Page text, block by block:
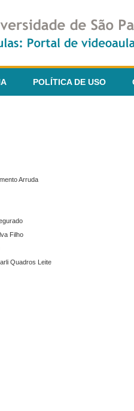
POLÍTICA DE USO
Arruda
Filho
Quadros Leite